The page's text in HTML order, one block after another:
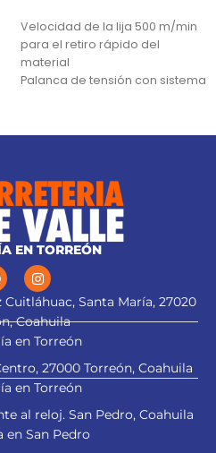
Velocidad de la lija 500 m/min
para el retiro rápido del
material
Palanca de tensión con sistema
rápido de la banda
Este producto sustituye a:
LIBA-4X24N2 (13449)
EN TORREÓN
Cuitláhuac, Santa María, 27020
Coahuila
en Torreón
27000 Torreón, Coahuila
en Torreón
al reloj. San Pedro, Coahuila
en San Pedro